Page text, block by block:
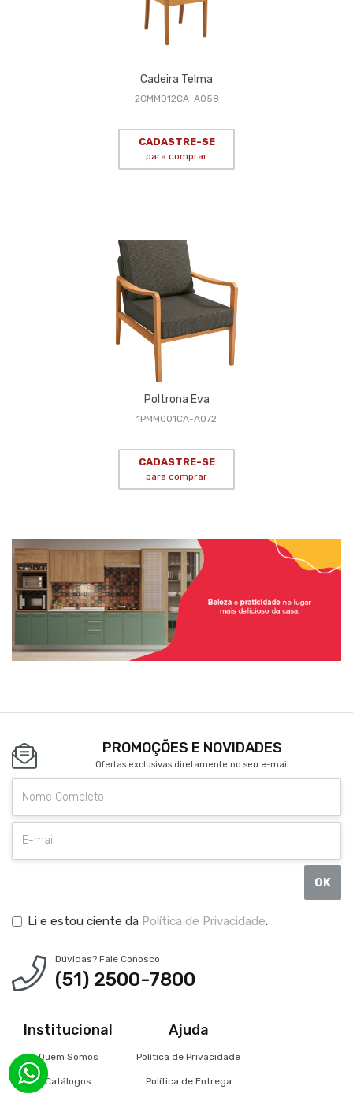
Cadeira Telma
2CMM012CA-A058
CADASTRE-SE
para comprar
Poltrona Eva
1PMM001CA-A072
CADASTRE-SE
para comprar
PROMOÇÕES E NOVIDADES
Ofertas exclusivas diretamente no seu e-mail
OK
Li e estou ciente da Política de Privacidade.
Dúvidas? Fale Conosco
(51) 2500-7800
Institucional
Quem Somos
Catálogos
Ajuda
Política de Privacidade
Política de Entrega